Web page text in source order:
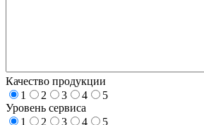
Качество продукции
1
2 3 4
5
Уровень сервиса
1
2 3 4
5